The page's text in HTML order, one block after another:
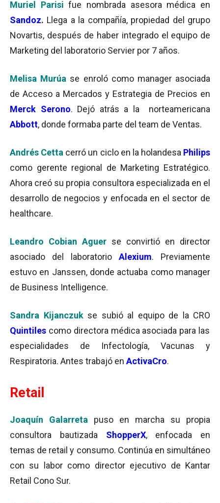
Muriel Parisi fue nombrada asesora médica en
Sandoz. Llega a la compañía, propiedad del grupo
Novartis, después de haber integrado el equipo de
Marketing del laboratorio Servier por 7 años.
Melisa Murúa se enroló como manager asociada
de Acceso a Mercados y Estrategia de Precios en
Merck Serono. Dejó atrás a la norteamericana
Abbott, donde formaba parte del team de Ventas.
Andrés Cetta cerró un ciclo en la holandesa Philips
como gerente regional de Marketing Estratégico.
Ahora creó su propia consultora especializada en el
desarrollo de negocios y enfocada en el sector de
healthcare.
Leandro Cobian Aguer se convirtió en director
asociado del laboratorio Alexium. Previamente
estuvo en Janssen, donde actuaba como manager
de Business Intelligence.
Sandra Kijanczukse subió al equipo de la CRO
Quintiles como directora médica asociada para las
especialidades de Infectología, Vacunas y
Respiratoria. Antes trabajó en ActivaCro.
Retail
Joaquín Galarreta
puso en marcha su propia
consultora bautizada
ShopperX, enfocada en
temas de retail y consumo. Continúa en simultáneo
con su labor como director ejecutivo de Kantar
Retail Cono Sur.